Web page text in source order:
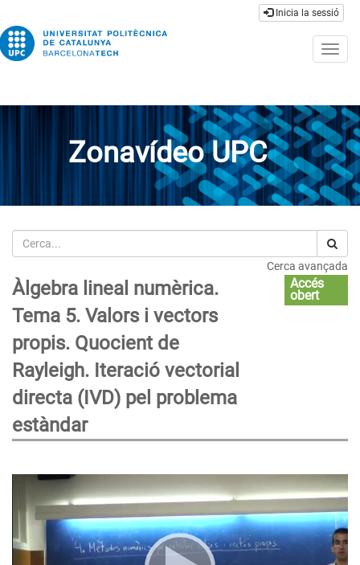
Inicia la sessió
Zonavídeo UPC
Cerca
Cerca avançada
Àlgebra lineal numèrica.
Tema 5. Valors i vectors
propis. Quocient de
Rayleigh. Iteració vectorial
directa (IVD) pel problema
estàndar
Accés
obert